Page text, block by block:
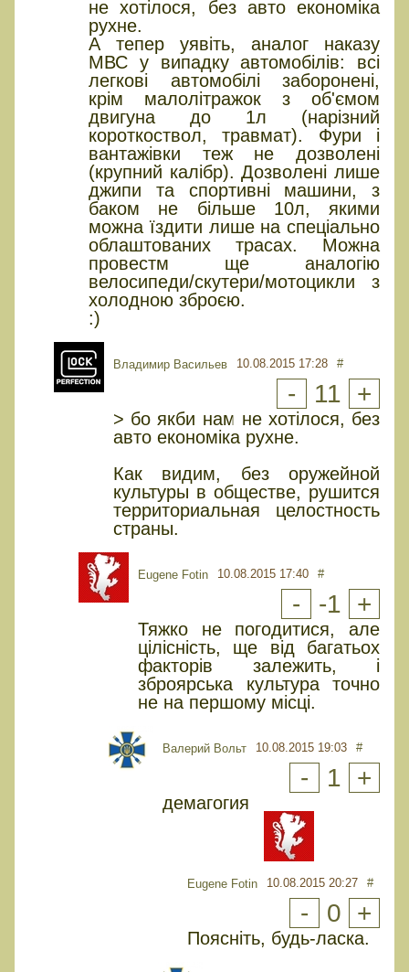
не хотілося, без авто економіка
рухне.
А тепер уявіть, аналог наказу
МВС у випадку автомобілів: всі
легкові автомобілі заборонені,
крім малолітражок з об'ємом
двигуна до 1л (нарізний
короткоствол, травмат). Фури і
вантажівки теж не дозволені
(крупний калібр). Дозволені лише
джипи та спортивні машини, з
баком не більше 10л, якими
можна їздити лише на спеціально
облаштованих трасах. Можна
провестм ще аналогію
велосипеди/скутери/мотоцикли з
холодною зброєю.
:)
Владимир Васильев 10.08.2015 17:28 #
- 11 +
> бо якби нам не хотілося, без
авто економіка рухне.
Как видим, без оружейной
культуры в обществе, рушится
территориальная целостность
страны.
Eugene Fotin 10.08.2015 17:40 #
- -1 +
Тяжко не погодитися, але
цілісність, ще від багатьох
факторів залежить, і
зброярська культура точно
не на першому місці.
Валерий Вольт 10.08.2015 19:03 #
- 1 +
демагогия
Eugene Fotin 10.08.2015 20:27 #
- 0 +
Поясніть, будь-ласка.